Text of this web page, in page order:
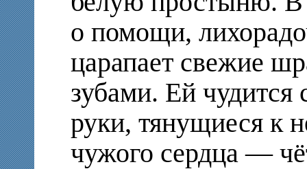
о помощи,
царапает свежие
зубами. Ей чудится
руки, тянущиеся к
чужого сердца —